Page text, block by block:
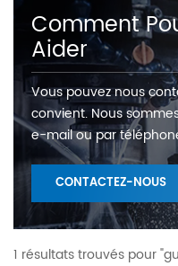
Comment
Aider
Vous pouvez nous
convient. Nous
e-mail ou par
CONTACTEZ-NOUS
1 résultats trouvés pour